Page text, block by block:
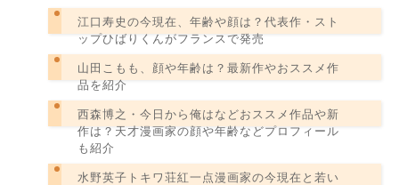
江口寿史の今現在、年齢や顔は？代表作・スト
ップひばりくんがフランスで発売
山田こもも、顔や年齢は？最新作やおススメ作
品を紹介
西森博之・今日から俺はなどおススメ作品や新
作は？天才漫画家の顔や年齢などプロフィール
も紹介
水野英子トキワ荘紅一点漫画家の今現在と若い